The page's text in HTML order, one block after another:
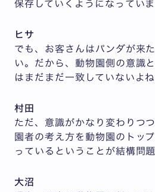
保存していくようになっていま
ヒサ
でも、お客さんはパンダが来
い。だから、動物園側の意識
はまだまだ一致していないよね
村田
ただ、意識がかなり変わりつ
園者の考え方を動物園のトッ
っているということが結構問
大沼